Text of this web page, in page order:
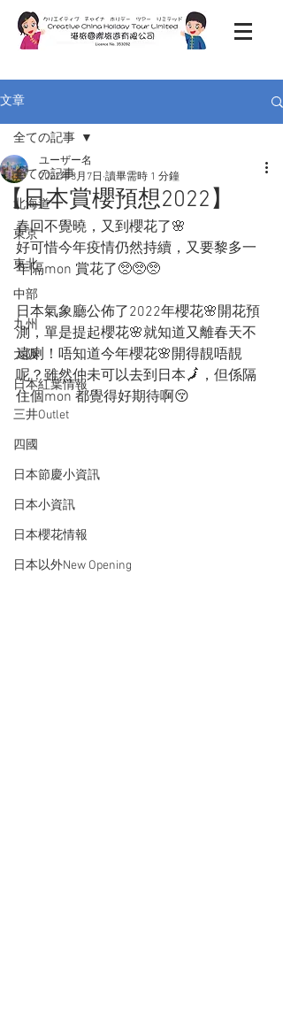
文章
全ての記事
北海道
東京
東北
中部
九州
大阪
日本紅葉情報
三井Outlet
四國
日本節慶小資訊
日本小資訊
日本櫻花情報
日本以外New Opening
全ての記事
【日本賞櫻預想2022】
ユーザー名
2022年3月7日 讀畢需時 1 分鐘
春回不覺曉，又到櫻花了🌸
好可惜今年疫情仍然持續，又要黎多一
年隔mon 賞花了🥺🥺🥺
日本氣象廳公佈了2022年櫻花🌸開花預
測，單是提起櫻花🌸就知道又離春天不
遠喇！唔知道今年櫻花🌸開得靚唔靚
呢？雖然仲未可以去到日本🗾，但係隔
住個mon 都覺得好期待啊😚